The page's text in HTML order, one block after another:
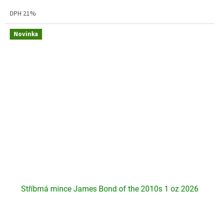
DPH 21%
Novinka
Stříbrná mince James Bond of the 2010s 1 oz 2026